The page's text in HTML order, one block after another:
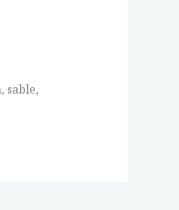
sable,